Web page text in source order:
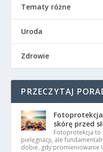
Tematy różne
Uroda
Zdrowie
PRZECZYTAJ
skórę przed
Fotoprotekcja to
pielęgnacji, ale
dobie, gdy promieniowanie